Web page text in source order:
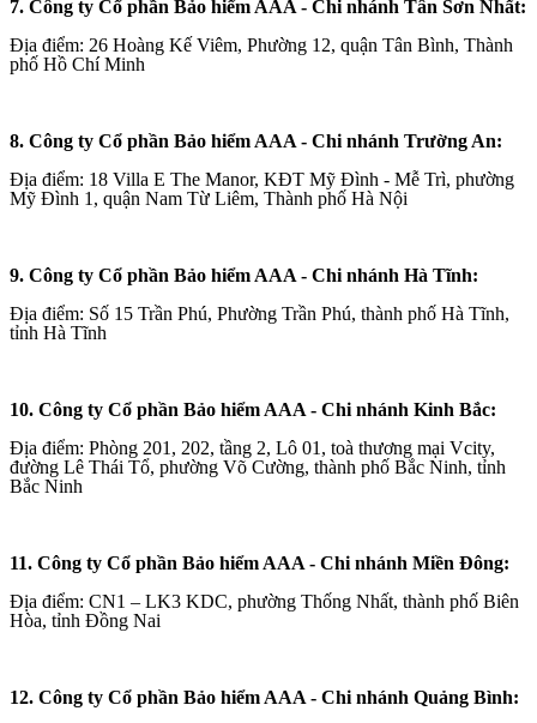
7. Công ty Cổ phần Bảo hiểm AAA - Chi nhánh Tân Sơn Nhất:
Địa điểm: 26 Hoàng Kế Viêm, Phường 12, quận Tân Bình, Thành
phố Hồ Chí Minh
8. Công ty Cổ phần Bảo hiểm AAA - Chi nhánh Trường An:
Địa điểm: 18 Villa E The Manor, KĐT Mỹ Đình - Mễ Trì, phường
Mỹ Đình 1, quận Nam Từ Liêm, Thành phố Hà Nội
9. Công ty Cổ phần Bảo hiểm AAA - Chi nhánh Hà Tĩnh:
Địa điểm: Số 15 Trần Phú, Phường Trần Phú, thành phố Hà Tĩnh,
tỉnh Hà Tĩnh
10. Công ty Cổ phần Bảo hiểm AAA - Chi nhánh Kinh Bắc:
Địa điểm: Phòng 201, 202, tầng 2, Lô 01, toà thương mại Vcity,
đường Lê Thái Tổ, phường Võ Cường, thành phố Bắc Ninh, tỉnh
Bắc Ninh
11. Công ty Cổ phần Bảo hiểm AAA - Chi nhánh Miền Đông:
Địa điểm: CN1 – LK3 KDC, phường Thống Nhất, thành phố Biên
Hòa, tỉnh Đồng Nai
12. Công ty Cổ phần Bảo hiểm AAA - Chi nhánh Quảng Bình: